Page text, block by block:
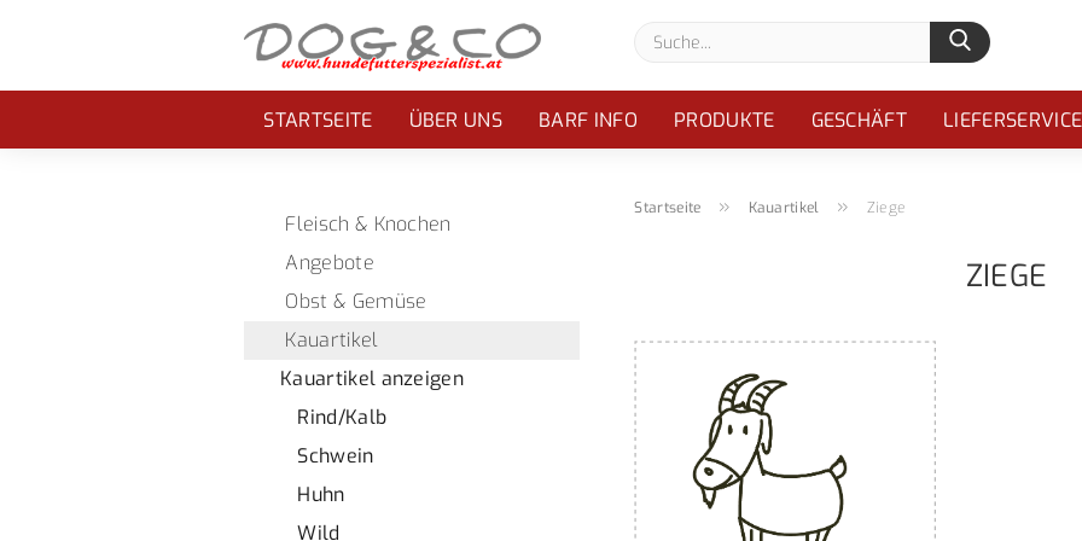
Suche...
STARTSEITE ÜBER UNS BARF INFO PRODUKTE GESCHÄFT LIEFERSERVICE
Startseite » Kauartikel » Ziege
ZIEGE
Fleisch & Knochen
Angebote
Obst & Gemüse
Kauartikel
Kauartikel anzeigen
Rind/Kalb
Schwein
Huhn
Wild